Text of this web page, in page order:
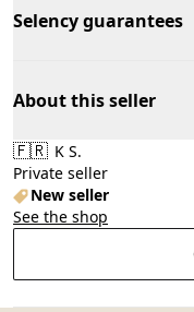
Selency guarantees
About this seller
🇫🇷 K S.
Private seller
New seller
See the shop